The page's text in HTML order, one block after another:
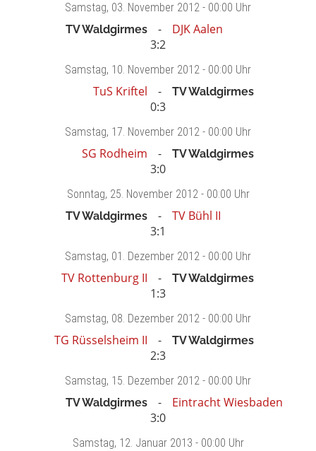
Samstag, 03. November 2012 - 00:00 Uhr
TV Waldgirmes
DJK Aalen
3:2
Samstag, 10. November 2012 - 00:00 Uhr
TuS Kriftel TV Waldgirmes
0:3
Samstag, 17. November 2012 - 00:00 Uhr
SG Rodheim TV Waldgirmes
3:0
Sonntag, 25. November 2012 - 00:00 Uhr
TV Waldgirmes
TV Bühl II
3:1
Samstag, 01. Dezember 2012 - 00:00 Uhr
TV Rottenburg II TV Waldgirmes
1:3
Samstag, 08. Dezember 2012 - 00:00 Uhr
TG Rüsselsheim II TV Waldgirmes
2:3
Samstag, 15. Dezember 2012 - 00:00 Uhr
TV Waldgirmes
Eintracht Wiesbaden
3:0
Samstag, 12. Januar 2013 - 00:00 Uhr